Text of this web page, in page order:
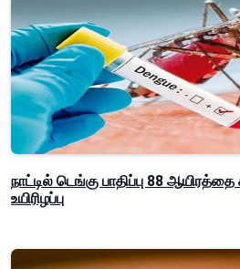
நாட்டில் டெங்கு பாதிப்பு 88
உயிரிழப்பு